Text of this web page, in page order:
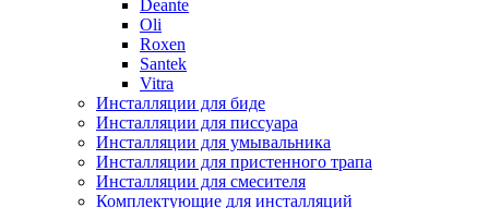
Deante
Oli
Roxen
Santek
Vitra
Инсталляции для биде
Инсталляции для писсуара
Инсталляции для умывальника
Инсталляции для пристенного трапа
Инсталляции для смесителя
Комплектующие для инсталляций